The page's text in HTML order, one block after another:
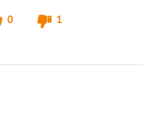
0
1